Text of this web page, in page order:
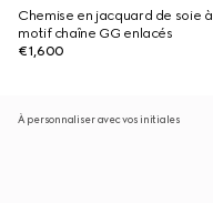
Chemise en jacquard de soie à
motif chaîne GG enlacés
€1,600
À personnaliser avec vos initiales